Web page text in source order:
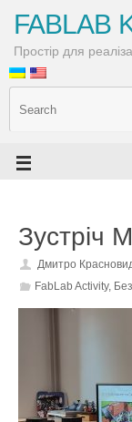
FABLAB
Простір для
Зустріч
Дмитро
FabLab Activity,